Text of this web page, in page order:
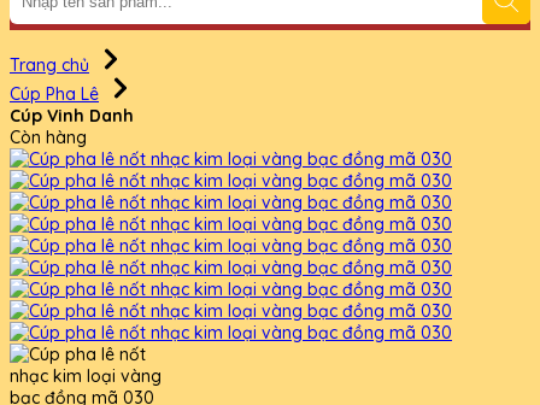
Trang chủ
Cúp Pha Lê
Cúp Vinh Danh
Còn hàng